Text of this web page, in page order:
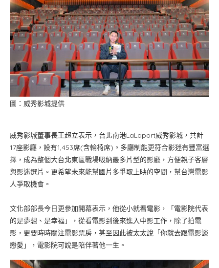
圖：威秀影城提供
威秀影城董事長王超立表示，台北南港LaLaport威秀影城，共計
17座影廳，設有1,453席(含輪椅席)。多廳制能更符合影迷有豐富選
擇，成為整個大台北東區戰場吸納最多片型的影廳，方便親子客層
與影迷選片。更希望未來能幫國片多爭取上映的空間，幫台灣電影
人爭取機會。
文化部部長今日更參加開幕表示，他從小就看電影，「電影院代表
的是夢想、是幸福」，從看電影到後來進入中影工作，除了拍電
影，更要時時關注電影票房，甚至因此被太太說「你就去跟電影談
戀愛」，電影院可說是陪伴著他一生。